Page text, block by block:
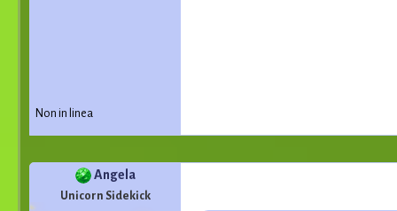
Non in linea
Angela
Unicorn Sidekick